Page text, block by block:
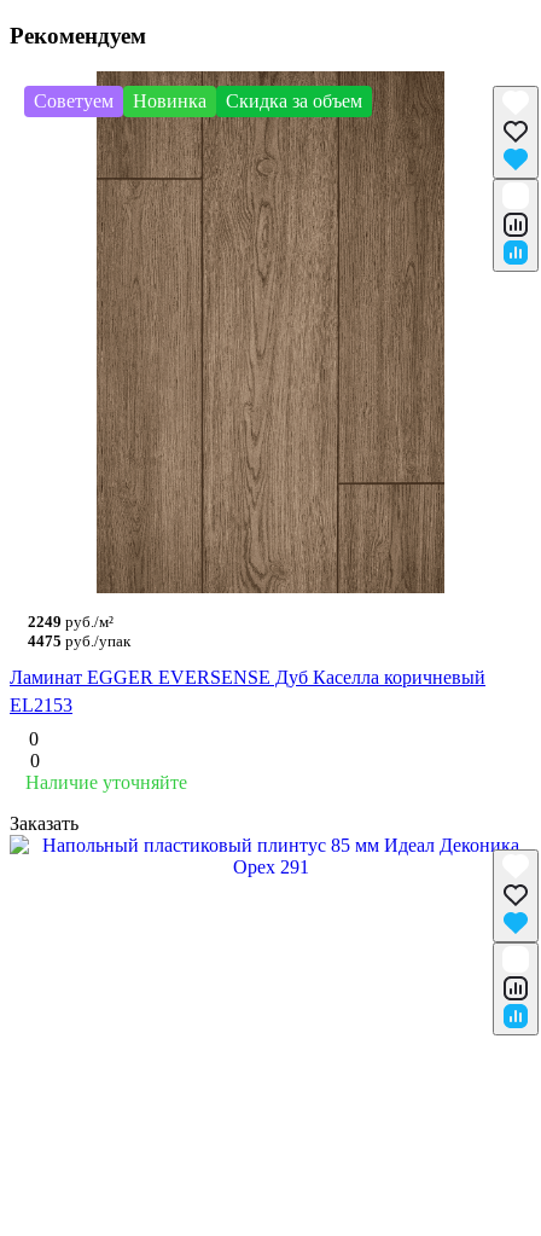
Рекомендуем
Советуем Новинка Скидка за объем
2249 руб./м²
4475 руб./упак
Ламинат EGGER EVERSENSE Дуб Каселла коричневый
EL2153
0
0
Наличие уточняйте
Заказать